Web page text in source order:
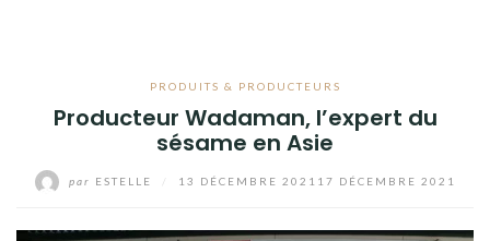
PRODUITS & PRODUCTEURS
Producteur Wadaman, l’expert du
sésame en Asie
par ESTELLE 13 DÉCEMBRE 2021 17 DÉCEMBRE 2021